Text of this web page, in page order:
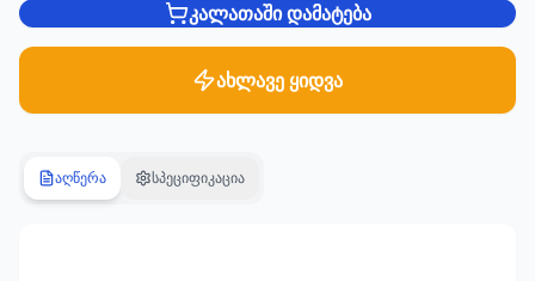
ბაღი და
701
პროდუქტი
კალათაში დამატება
ახლავე ყიდვა
აღწერა სპეციფიკაცია